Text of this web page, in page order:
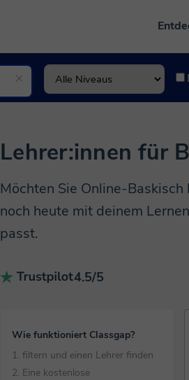
Lehrer:innen für
Möchten Sie Online-
noch heute mit deinem
passt.
4.5/5
Wie funktioniert Classgap?
1. filtern und einen Lehrer finden
2. Eine kostenlose